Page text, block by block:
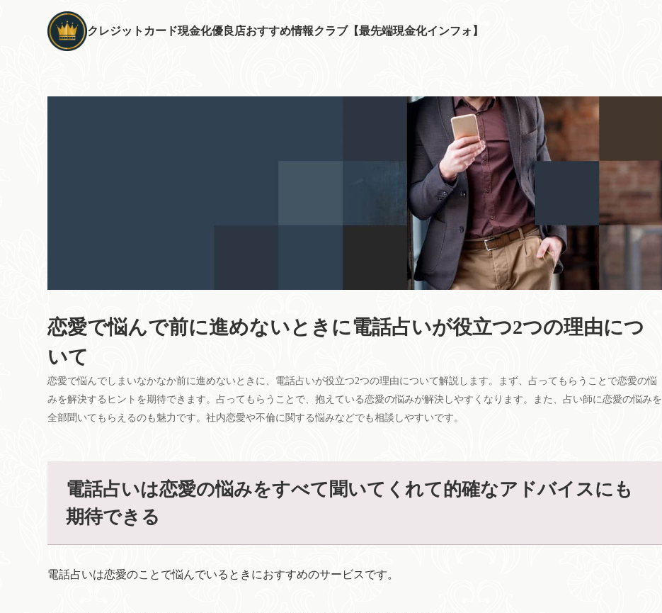
クレジットカード現金化優良店おすすめ情報クラブ【最先端現金化インフォ】
恋愛で悩んで前に進めないときに電話占いが役立つ2つの理由につ
いて
恋愛で悩んでしまいなかなか前に進めないときに、電話占いが役立つ2つの理由について解説します。まず、占ってもらうことで恋愛の悩
みを解決するヒントを期待できます。占ってもらうことで、抱えている恋愛の悩みが解決しやすくなります。また、占い師に恋愛の悩みを
全部聞いてもらえるのも魅力です。社内恋愛や不倫に関する悩みなどでも相談しやすいです。
電話占いは恋愛の悩みをすべて聞いてくれて的確なアドバイスにも
期待できる
電話占いは恋愛のことで悩んでいるときにおすすめのサービスです。